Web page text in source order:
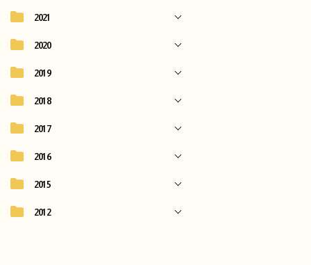
2021
2020
2019
2018
2017
2016
2015
2012